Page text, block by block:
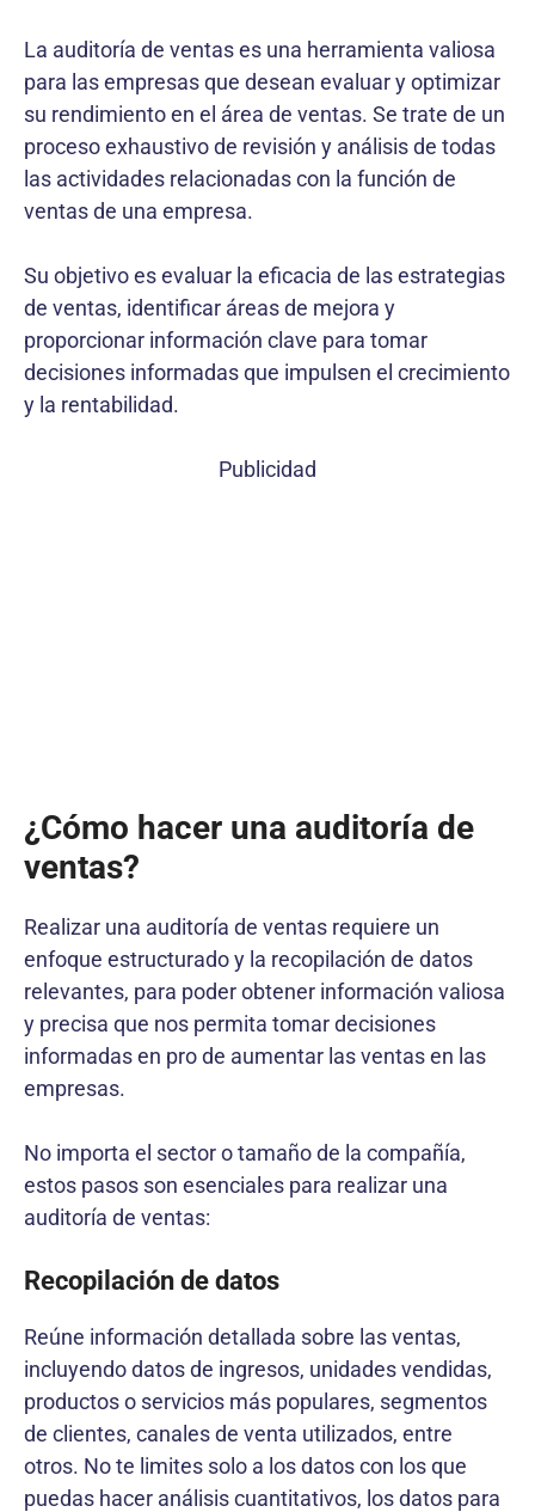
La auditoría de ventas es una herramienta valiosa
para las empresas que desean evaluar y optimizar
su rendimiento en el área de ventas. Se trate de un
proceso exhaustivo de revisión y análisis de todas
las actividades relacionadas con la función de
ventas de una empresa.
Su objetivo es evaluar la eficacia de las estrategias
de ventas, identificar áreas de mejora y
proporcionar información clave para tomar
decisiones informadas que impulsen el crecimiento
y la rentabilidad.
Publicidad
¿Cómo hacer una auditoría de
ventas?
Realizar una auditoría de ventas requiere un
enfoque estructurado y la recopilación de datos
relevantes, para poder obtener información valiosa
y precisa que nos permita tomar decisiones
informadas en pro de aumentar las ventas en las
empresas.
No importa el sector o tamaño de la compañía,
estos pasos son esenciales para realizar una
auditoría de ventas:
Recopilación de datos
Reúne información detallada sobre las ventas,
incluyendo datos de ingresos, unidades vendidas,
productos o servicios más populares, segmentos
de clientes, canales de venta utilizados, entre
otros. No te limites solo a los datos con los que
puedas hacer análisis cuantitativos, los datos para